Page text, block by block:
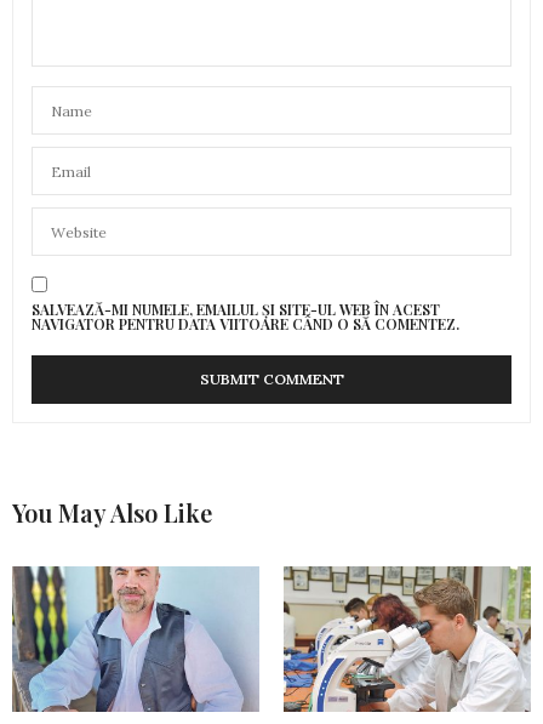
SALVEAZĂ-MI NUMELE, EMAILUL ȘI SITE-UL WEB ÎN ACEST
NAVIGATOR PENTRU DATA VIITOARE CÂND O SĂ COMENTEZ.
You May Also Like